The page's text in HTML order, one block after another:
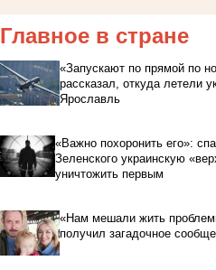
Главное в стране
«Запускают по прямой по
рассказал, откуда летели
Ярославль
«Важно похоронить его»:
Зеленского украинскую
уничтожить первым
«Нам мешали жить
получил загадочное